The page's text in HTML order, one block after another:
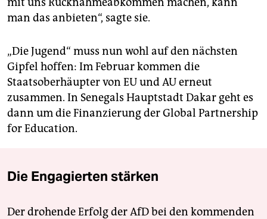
man das anbieten“, sagte sie.
„Die Jugend“ muss nun wohl auf den nächsten
Gipfel hoffen: Im Februar kommen die
Staatsoberhäupter von EU und AU erneut
zusammen. In Senegals Hauptstadt Dakar geht es
dann um die Finanzierung der Global Partnership
for Education.
Die Engagierten stärken
Der drohende Erfolg der AfD bei den kommenden